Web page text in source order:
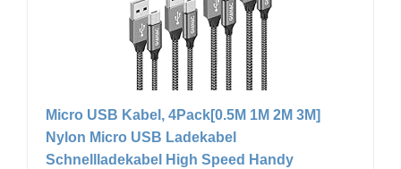
Micro USB Kabel, 4Pack[0.5M 1M 2M 3M]
Nylon Micro USB Ladekabel
Schnellladekabel High Speed Handy